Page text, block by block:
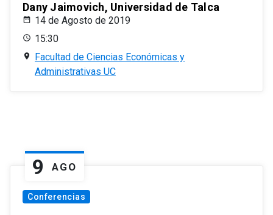
Dany Jaimovich, Universidad de Talca
14 de Agosto de 2019
15:30
Facultad de Ciencias Económicas y
Administrativas UC
9 AGO
Conferencias